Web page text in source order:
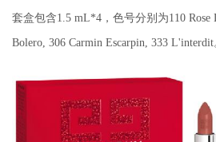
套盒包含1.5 mL*4，色号分别为110 Rose
Bolero, 306 Carmin Escarpin, 333 L'interdit